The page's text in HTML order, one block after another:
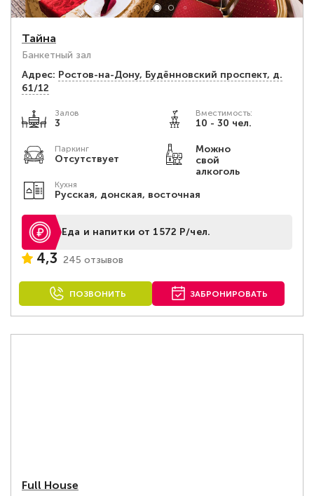
Тайна
Банкетный зал
Адрес: Ростов-на-Дону, Будённовский проспект, д.
61/12
Залов
3
Вместимость:
10 - 30 чел.
Паркинг
Отсутствует
Можно
свой
алкоголь
Кухня
Русская, донская, восточная
Еда и напитки от 1572 Р/чел.
4,3 245 отзывов
ПОЗВОНИТЬ ЗАБРОНИРОВАТЬ
Full House